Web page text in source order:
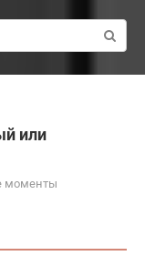
или
моменты